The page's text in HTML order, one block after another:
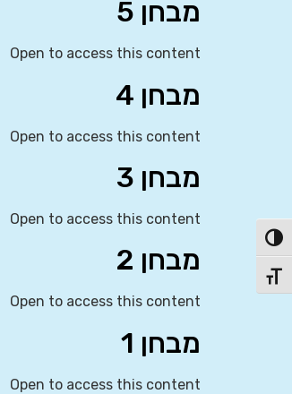
הפעל/כבה ניגודיות גבוהה
מתג גודל גופן
מבחן 5
Open to access this content
מבחן 4
Open to access this content
מבחן 3
Open to access this content
מבחן 2
Open to access this content
מבחן 1
Open to access this content